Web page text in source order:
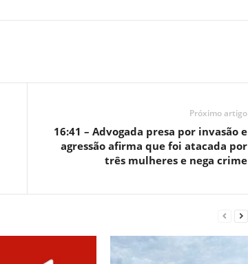
Próximo artigo
16:41 – Advogada presa por invasão e
agressão afirma que foi atacada por
três mulheres e nega crime